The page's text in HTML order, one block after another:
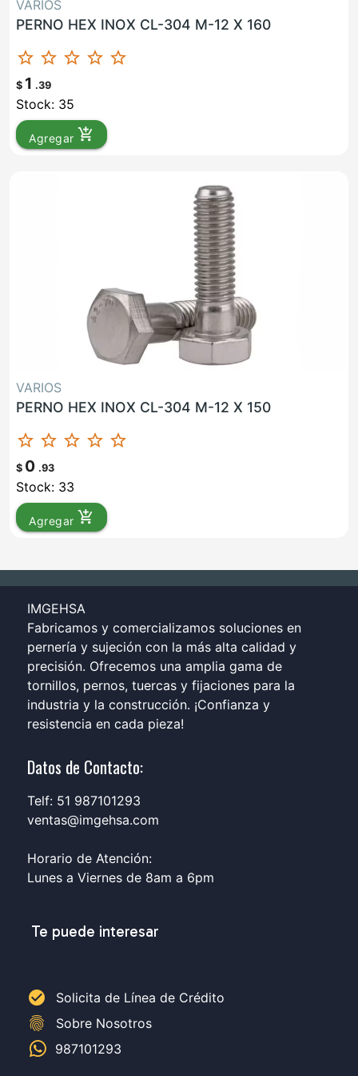
VARIOS
PERNO HEX INOX CL-304 M-12 X 160
star_border star_border star_border star_border star_border
$ 1 .39
Stock: 35
Agregar add_shopping_cart
VARIOS
PERNO HEX INOX CL-304 M-12 X 150
star_border star_border star_border star_border star_border
$ 0 .93
Stock: 33
Agregar add_shopping_cart
IMGEHSA
Fabricamos y comercializamos soluciones en
pernería y sujeción con la más alta calidad y
precisión. Ofrecemos una amplia gama de
tornillos, pernos, tuercas y fijaciones para la
industria y la construcción. ¡Confianza y
resistencia en cada pieza!
Datos de Contacto:
Telf: 51 987101293
ventas@imgehsa.com
Horario de Atención:
Lunes a Viernes de 8am a 6pm
Te puede interesar
check_circle Solicita de Línea de Crédito
fingerprint
Sobre Nosotros
987101293